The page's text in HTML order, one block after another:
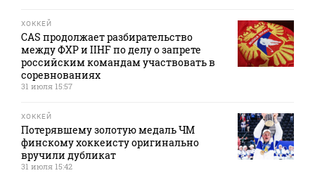
ХОККЕЙ
CAS продолжает разбирательство
между ФХР и IIHF по делу о запрете
российским командам участвовать в
соревнованиях
31 июля 15:57
ХОККЕЙ
Потерявшему золотую медаль ЧМ
финскому хоккеисту оригинально
вручили дубликат
31 июля 15:42